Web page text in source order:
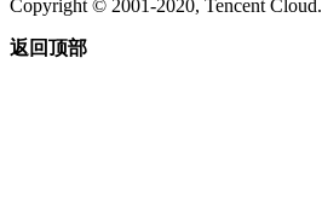
Copyright © 2001-2020, Tencent Cloud.
返回顶部